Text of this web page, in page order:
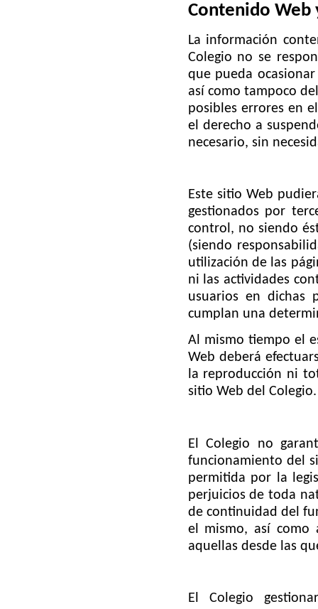
Contenido Web
La información
Colegio no se
que pueda
así como tampoco
posibles errores en
el derecho a
necesario, sin
Este sitio Web
gestionados por
control, no siendo
(siendo
utilización de las
ni las actividades
usuarios en dichas
cumplan una
Al mismo tiempo el
Web deberá
la reproducción ni
sitio Web del Colegio.
El Colegio no
funcionamiento del
permitida por la
perjuicios de toda
de continuidad del
el mismo, así como
aquellas desde las
El Colegio